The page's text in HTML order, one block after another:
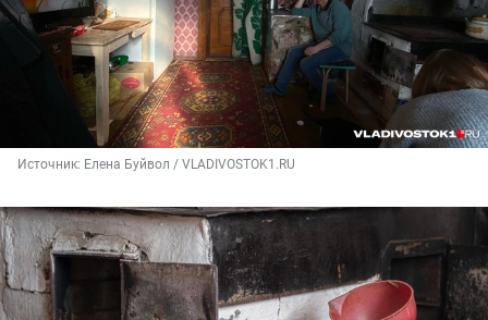
Источник: Елена Буйвол / VLADIVOSTOK1.RU